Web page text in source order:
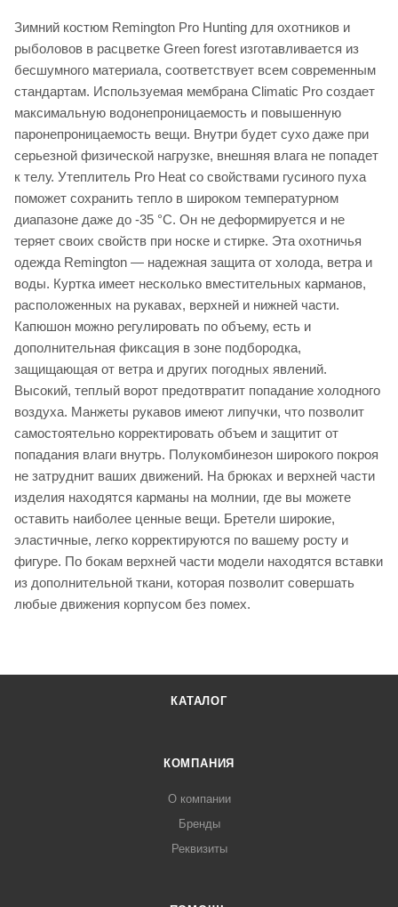
Зимний костюм Remington Pro Hunting для охотников и
рыболовов в расцветке Green forest изготавливается из
бесшумного материала, соответствует всем современным
стандартам. Используемая мембрана Climatic Pro создает
максимальную водонепроницаемость и повышенную
паронепроницаемость вещи. Внутри будет сухо даже при
серьезной физической нагрузке, внешняя влага не попадет
к телу. Утеплитель Pro Heat со свойствами гусиного пуха
поможет сохранить тепло в широком температурном
диапазоне даже до -35 °C. Он не деформируется и не
теряет своих свойств при носке и стирке. Эта охотничья
одежда Remington — надежная защита от холода, ветра и
воды. Куртка имеет несколько вместительных карманов,
расположенных на рукавах, верхней и нижней части.
Капюшон можно регулировать по объему, есть и
дополнительная фиксация в зоне подбородка,
защищающая от ветра и других погодных явлений.
Высокий, теплый ворот предотвратит попадание холодного
воздуха. Манжеты рукавов имеют липучки, что позволит
самостоятельно корректировать объем и защитит от
попадания влаги внутрь. Полукомбинезон широкого покроя
не затруднит ваших движений. На брюках и верхней части
изделия находятся карманы на молнии, где вы можете
оставить наиболее ценные вещи. Бретели широкие,
эластичные, легко корректируются по вашему росту и
фигуре. По бокам верхней части модели находятся вставки
из дополнительной ткани, которая позволит совершать
любые движения корпусом без помех.
КАТАЛОГ
КОМПАНИЯ
О компании
Бренды
Реквизиты